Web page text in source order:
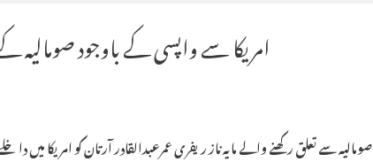
امریکا سے واپسی کے باوجود صومالیہ
صومالیہ سے تعلق رکھنے والے مایہ ناز ریفری عمرعبدالقادر آرتان کو امریکا